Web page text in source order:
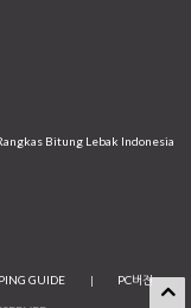
Bitung Lebak Indonesia
GUIDE | PC버전